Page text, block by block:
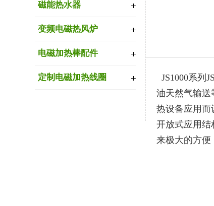
磁能热水器
变频电磁热风炉
电磁加热棒配件
定制电磁加热线圈
JS1000系列
油天然气输送
热设备应用而
开放式应用结
来极大的方便